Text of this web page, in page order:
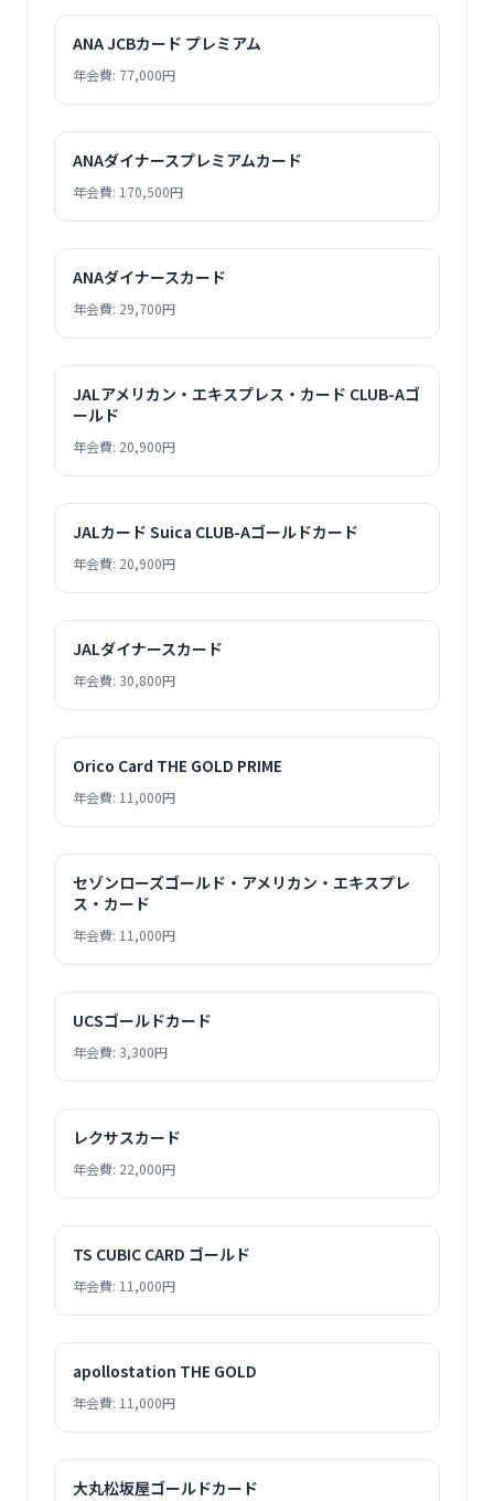
ANA JCBカード プレミアム
年会費: 77,000円
ANAダイナースプレミアムカード
年会費: 170,500円
ANAダイナースカード
年会費: 29,700円
JALアメリカン・エキスプレス・カード CLUB-Aゴ
ールド
年会費: 20,900円
JALカード Suica CLUB-Aゴールドカード
年会費: 20,900円
JALダイナースカード
年会費: 30,800円
Orico Card THE GOLD PRIME
年会費: 11,000円
セゾンローズゴールド・アメリカン・エキスプレ
ス・カード
年会費: 11,000円
UCSゴールドカード
年会費: 3,300円
レクサスカード
年会費: 22,000円
TS CUBIC CARD ゴールド
年会費: 11,000円
apollostation THE GOLD
年会費: 11,000円
大丸松坂屋ゴールドカード